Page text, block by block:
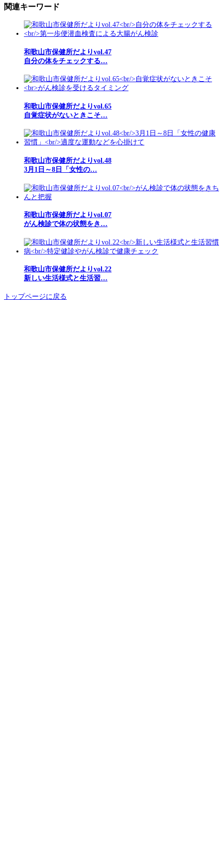
関連キーワード
和歌山市保健所だよりvol.47
自分の体をチェックする…
和歌山市保健所だよりvol.65
自覚症状がないときこそ…
和歌山市保健所だよりvol.48
3月1日～8日「女性の…
和歌山市保健所だよりvol.07
がん検診で体の状態をき…
和歌山市保健所だよりvol.22
新しい生活様式と生活習…
トップページに戻る